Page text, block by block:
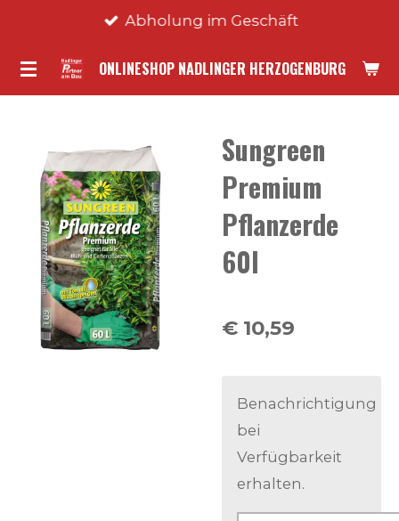
springen
ONLINESHOP NADLINGER HERZOGENBURG
Abholung im Geschäft
Sungreen
Premium
Pflanzerde
60l
€ 10,59
Benachrichtigung
bei
Verfügbarkeit
erhalten.